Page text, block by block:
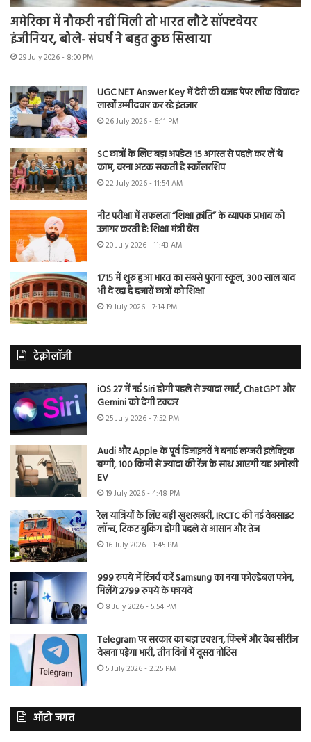
अमेरिका में नौकरी नहीं मिली तो भारत लौटे सॉफ्टवेयर
इंजीनियर, बोले- संघर्ष ने बहुत कुछ सिखाया
29 July 2026 - 8:00 PM
UGC NET Answer Key में देरी की वजह पेपर लीक विवाद?
लाखों उम्मीदवार कर रहे इंतजार
26 July 2026 - 6:11 PM
SC छात्रों के लिए बड़ा अपडेट! 15 अगस्त से पहले कर लें ये
काम, वरना अटक सकती है स्कॉलरशिप
22 July 2026 - 11:54 AM
नीट परीक्षा में सफलता “शिक्षा क्रांति” के व्यापक प्रभाव को
उजागर करती है: शिक्षा मंत्री बैंस
20 July 2026 - 11:43 AM
1715 में शुरू हुआ भारत का सबसे पुराना स्कूल, 300 साल बाद
भी दे रहा है हजारों छात्रों को शिक्षा
19 July 2026 - 7:14 PM
टेक्नोलॉजी
iOS 27 में नई Siri होगी पहले से ज्यादा स्मार्ट, ChatGPT और
Gemini को देगी टक्कर
25 July 2026 - 7:52 PM
Audi और Apple के पूर्व डिजाइनरों ने बनाई लग्जरी इलेक्ट्रिक
बग्गी, 100 किमी से ज्यादा की रेंज के साथ आएगी यह अनोखी
EV
19 July 2026 - 4:48 PM
रेल यात्रियों के लिए बड़ी खुशखबरी, IRCTC की नई वेबसाइट
लॉन्च, टिकट बुकिंग होगी पहले से आसान और तेज
16 July 2026 - 1:45 PM
999 रुपये में रिजर्व करें Samsung का नया फोल्डेबल फोन,
मिलेंगे 2799 रुपये के फायदे
8 July 2026 - 5:54 PM
Telegram पर सरकार का बड़ा एक्शन, फिल्में और वेब सीरीज
देखना पड़ेगा भारी, तीन दिनों में दूसरा नोटिस
5 July 2026 - 2:25 PM
ऑटो जगत